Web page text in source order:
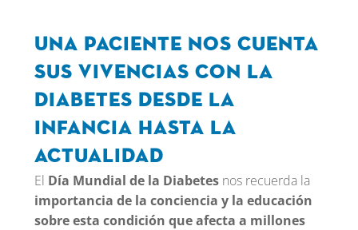
Una paciente nos cuenta
sus vivencias con la
diabetes desde la
infancia hasta la
actualidad
El Día Mundial de la Diabetesnos recuerda la
importancia de la conciencia y la educación
sobre esta condición que afecta a millones